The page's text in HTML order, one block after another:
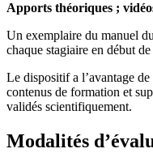
Apports théoriques ;
Un exemplaire du manuel
chaque stagiaire en début
Le dispositif a l’avantage
contenus de formation et
validés scientifiquement.
Modalités